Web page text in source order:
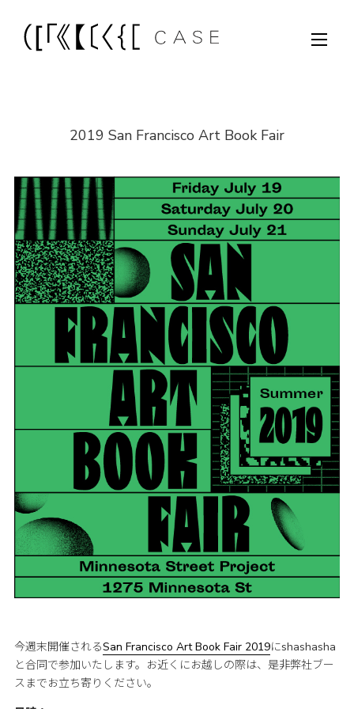
2019 San Francisco Art Book Fair
今週末開催されるSan Francisco Art Book Fair 2019にshashasha
と合同で参加いたします。お近くにお越しの際は、是非弊社ブー
スまでお立ち寄りください。